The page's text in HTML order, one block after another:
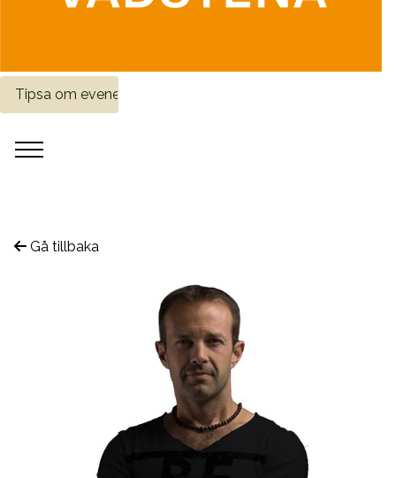
Tipsa om evenemang
Gå tillbaka